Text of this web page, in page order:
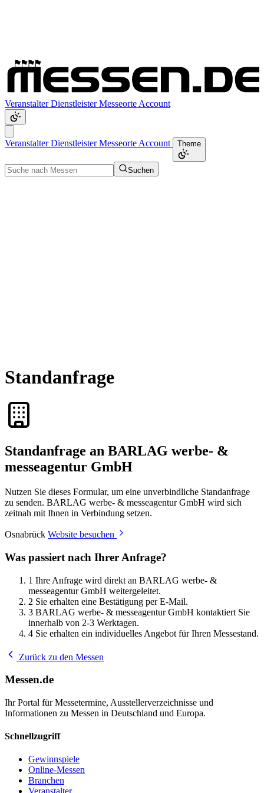
VeranstalterDienstleisterMesseorte Account
VeranstalterDienstleisterMesseorte Account Theme
Suchen
Standanfrage
Standanfrage an BARLAG werbe- &
messeagentur GmbH
Nutzen Sie dieses Formular, um eine unverbindliche Standanfrage
zu senden. BARLAG werbe- & messeagentur GmbH wird sich
zeitnah mit Ihnen in Verbindung setzen.
Osnabrück Website besuchen
Was passiert nach Ihrer Anfrage?
1 Ihre Anfrage wird direkt an BARLAG werbe- &
messeagentur GmbH weitergeleitet.
2 Sie erhalten eine Bestätigung per E-Mail.
3 BARLAG werbe- & messeagentur GmbH kontaktiert Sie
innerhalb von 2-3 Werktagen.
4 Sie erhalten ein individuelles Angebot für Ihren Messestand.
Zurück zu den Messen
Messen.de
Ihr Portal für Messetermine, Ausstellerverzeichnisse und
Informationen zu Messen in Deutschland und Europa.
Schnellzugriff
Gewinnspiele
Online-Messen
Branchen